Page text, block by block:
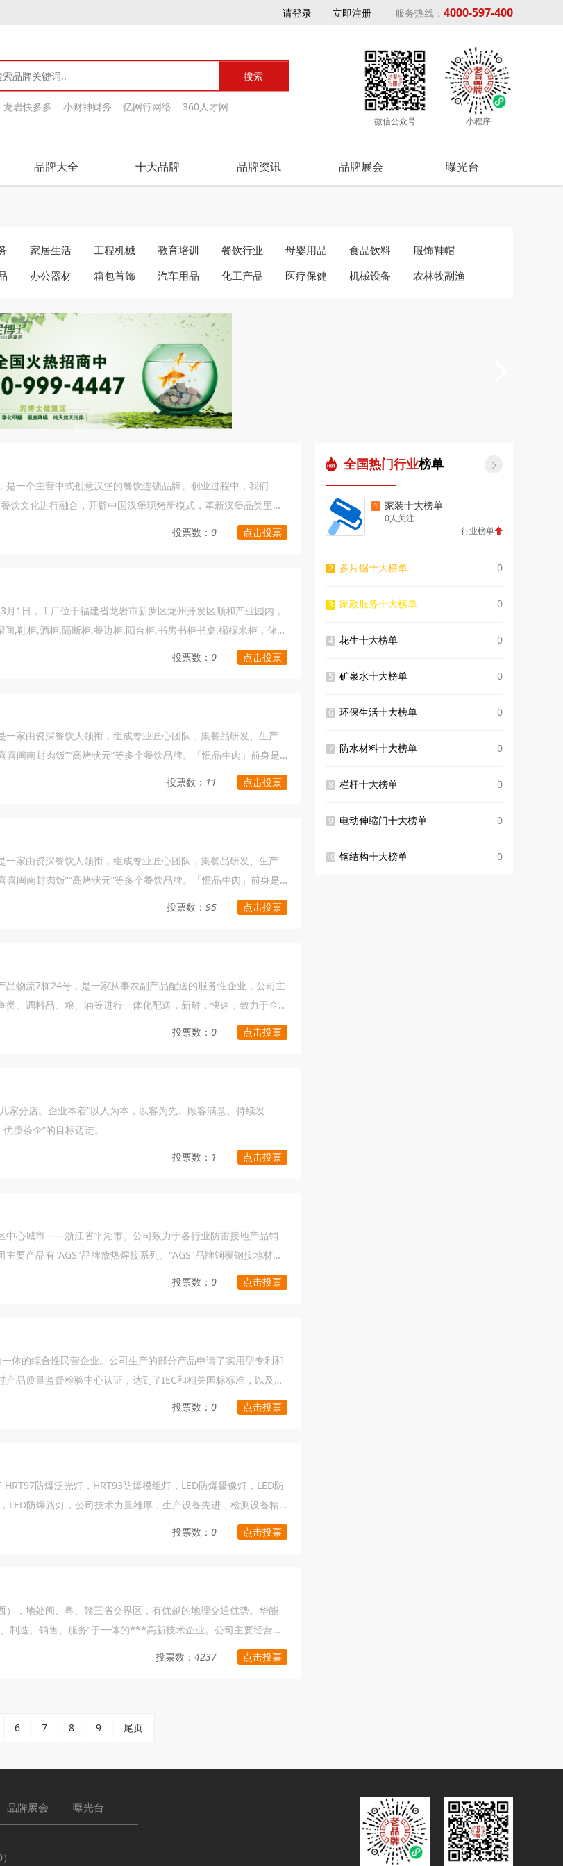
请登录 立即注册 服务热线： 4000-597-400
龙岩快多多 小财神财务 亿网行网络 360人才网
微信公众号 小程序
品牌大全 十大品牌 品牌资讯 品牌展会 曝光台
家居生活 工程机械 教育培训 餐饮行业 母婴用品 食品饮料
服饰鞋帽
办公器材 箱包首饰 汽车用品 化工产品 医疗保健 机械设备 农林牧副渔
一个主营中式创意汉堡的餐饮连锁品牌。创业过程中，我们
饮文化进行融合，开辟中国汉堡现烤新模式，革新汉堡品类里程
化的突破，***创“中国汉堡”新品类，获得了市场广泛的认可。一
投票数： 0 点击投票
1日，工厂位于福建省龙岩市新罗区龙州开发区顺和产业园内，
,鞋柜,酒柜,隔断柜,餐边柜,阳台柜,书房书柜书桌,榻榻米柜，储物
姓喜欢的产品，做客户认可的企业，是鑫源美卡人为梦想努力的
投票数： 0 点击投票
家由资深餐饮人领衔，组成专业匠心团队，集餐品研发、生产
闽南封肉饭”“高烤状元”等多个餐饮品牌。「惯品牛肉」前身是
“泉州手打牛肉羹”制作技艺，店里的牛肉餐品地道美味，在当地颇
色美食的连锁餐饮品牌，在泉州、厦门、漳州、福州一带拥有十
生标准、贴心细致的服务，只为让消费者每一口都吃得放心。
投票数： 11 点击投票
家由资深餐饮人领衔，组成专业匠心团队，集餐品研发、生产
闽南封肉饭”“高烤状元”等多个餐饮品牌。「惯品牛肉」前身是
“泉州手打牛肉羹”制作技艺，店里的牛肉餐品地道美味，在当地颇
投票数： 95 点击投票
物流7栋24号，是一家从事农副产品配送的服务性企业，公司主
、调料品、粮、油等进行一体化配送，新鲜，快速，致力于企
投票数： 0 点击投票
家分店。企业本着“以人为本，以客为先、顾客满意、持续发
质茶企”的目标迈进。
投票数： 1 点击投票
中心城市——浙江省平湖市。公司致力于各行业防雷接地产品销
要产品有"AGS"品牌放热焊接系列、"AGS"品牌铜覆钢接地材料
石墨降阻材料、电解离子接地极、避雷针等，公司秉承"和谐、团
*服务"的经营宗旨，立足于高起点，关注新产品、新技术，在引
投票数： 0 点击投票
体的综合性民营企业。公司生产的部分产品申请了实用型专利和
品质量监督检验中心认证，达到了IEC和相关国标标准，以及取
和新型三相干式变压器、40KV级以下油浸式电力变压器、节能型
、KSG矿用一般型干式变压器、组合式箱式变压器（美式箱变）、
中心”，凭借着完备的检测设备和严密的检测手段，产品质量长
投票数： 0 点击投票
防爆泛光灯，HRT93防爆模组灯，LED防爆摄像灯，LED防
防爆路灯，公司技术力量雄厚，生产设备先进，检测设备精
质量管理体系认证执行，公司努力提倡科技导航、质量为本、
投票数： 0 点击投票
，地处闽、粤、赣三省交界区，有优越的地理交通优势。华能
制造、销售、服务”于一体的***高新技术企业。公司主要经营
包覆片）、电缆桥架（槽盒）、防火板、管道封堵器、排水型***
覆盖全国各地，服务于国家电网、南方电网和电力三产公司的客
施。公司运用科学的管理、先进的检测手段来保证产品质量。​
术创新研发作为公司的立身之本，人才是华能发展的核心驱动
的公司专家委员会，为产品研发提供***的技术支持。​华能电气将
明天奋勇向前！我们在努力为客户提供安全可靠的产品和品质
任。
投票数： 4237 点击投票
6 7 8 9 尾页
全国热门行业榜单 
1 家装十大榜单
0人关注
行业榜单
2 多片锯十大榜单 0
3 家政服务十大榜单 0
4 花生十大榜单 0
5 矿泉水十大榜单 0
6 环保生活十大榜单 0
7 防水材料十大榜单 0
8 栏杆十大榜单 0
9 电动伸缩门十大榜单 0
10 钢结构十大榜单 0
品牌展会 曝光台